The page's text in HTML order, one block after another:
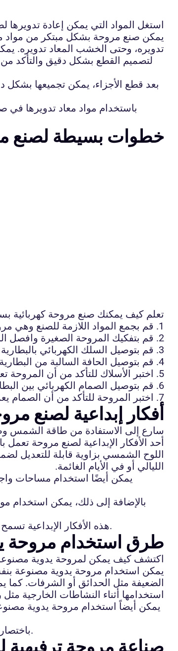
استغل المواد التي يمكن إعادة
يمكن صنع مروحة بشكل مبتكر من مواد
تدويره، وحتى الخشب المعاد تدويره.
بعد قطع الأجزاء، يمكن تجميعها
باستخدام مواد معاد تدويرها في
7 خطوات بسيطة لصنع
تعلم كيف يمكنك صنع مروحة كهربائية
1. قم بجمع المواد اللازمة للصنع وهي مروحة صغيرة، سلك كهربائي، بطارية صغيرة، مشبك كهربائي، وصمام كهربائي.
2. قم بتفكيك المروحة الصغيرة وافصل السلك الكهربائي عنها.
3. قم بتوصيل السلك الكهربائي بالبطارية الصغيرة وثبتهما باستخدام المشبك الكهربائي.
4. قم بتوصيل الحافة السالبة من البطارية بالسلك السالب للمروحة والحافة الموجبة بالسلك الموجب للمروحة.
5. اختبر الأسلاك للتأكد من أن المروحة تعمل بشكل صحيح عندما تكون البطارية مشحونة.
6. قم بتوصيل الصمام الكهربائي بين البطارية والمروحة للتحكم في تشغيلها وإيقافها.
7. اختبر المروحة للتأكد من أن الصمام يعمل بشكل صحيح ويمكنه تشغيل وإيقاف المروحة.
أفكار إبداعية لصنع
سارع إلى الاستفادة من طاقة الشمس
أحد الأفكار الإبداعية لصنع مروحة
اللوح الشمسي بزاوية قابلة للتعديل
الليالي أو في الأيام الغائمة.
يمكن أيضًا استخدام مساحات
بالإضافة إلى ذلك، يمكن استخدام
هذه الأفكار الإبداعية تسمح بتصميم مروحة تعمل بالطاقة الشمسية بطرق مبتكرة وفعالة من حيث استخدام الطاقة الشمسية بشكل مستدام وبيئي.
طرق استخدام مروحة
اكتشف كيف يمكن لمروحة يدوية مصنوعة
يمكن استخدام مروحة يدوية مصنوعة
الضعيفة مثل الحدائق أو الشرفات. كما
استخدامها أثناء النشاطات الخارجية
يمكن أيضاً استخدام مروحة يدوية
باختصار، يمكن استخدام مروحة يدوية مصنوعة بنفسك في العديد من الأوقات والأماكن في الحياة اليومية لتوفير الراحة والتبريد.
صناعة مروحة ترفيهية